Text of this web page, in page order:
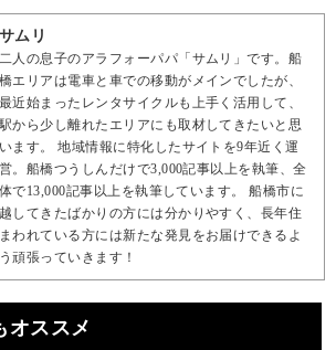
サムリ
二人の息子のアラフォーパパ「サムリ」です。船
橋エリアは電車と車での移動がメインでしたが、
最近始まったレンタサイクルも上手く活用して、
から少し離れたエリアにも取材してきたいと思
います。 地域情報に特化したサイトを9年近く運
営。船橋つうしんだけで3,000記事以上を執筆、全
体で13,000記事以上を執筆しています。 船橋市に
越してきたばかりの方には分かりやすく、長年住
まわれている方には新たな発見をお届けできるよ
う頑張っていきます！
オススメ